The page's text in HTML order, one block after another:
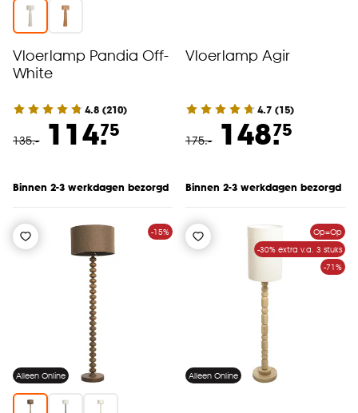
Vloerlamp Pandia Off-
White
4.8 (210)
135.- 114.75
Binnen 2-3 werkdagen bezorgd
Vloerlamp Agir
4.7 (15)
175.- 148.75
Binnen 2-3 werkdagen bezorgd
-15%
Alleen Online
Op=Op
-30% extra v.a. 3 stuks
-71%
Alleen Online